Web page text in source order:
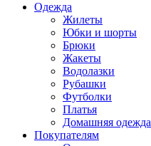
Одежда
Жилеты
Юбки и шорты
Брюки
Жакеты
Водолазки
Рубашки
Футболки
Платья
Домашняя одежда
Покупателям